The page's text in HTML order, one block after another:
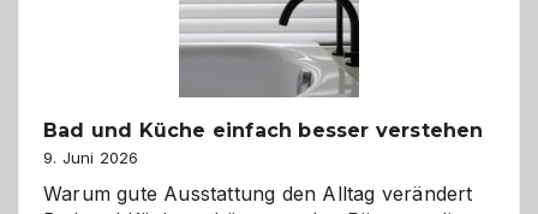
Bad und Küche einfach besser verstehen
9. Juni 2026
Warum gute Ausstattung den Alltag verändert